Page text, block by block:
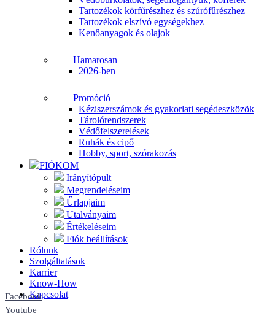
Tartozékok körfűrészhez és szúrófűrészhez
Tartozékok elszívó egységekhez
Kenőanyagok és olajok
Hamarosan
2026-ben
Promóció
Kéziszerszámok és gyakorlati segédeszközök
Tárolórendszerek
Védőfelszerelések
Ruhák és cipő
Hobby, sport, szórakozás
FIÓKOM
Irányítópult
Megrendeléseim
Űrlapjaim
Utalványaim
Értékeléseim
Fiók beállítások
Rólunk
Szolgáltatások
Karrier
Know-How
Kapcsolat
Facebook
Youtube